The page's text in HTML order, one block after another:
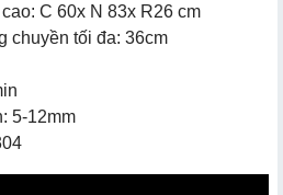
C 60x N 83x R26 cm
chuyền tối đa: 36cm
5-12mm